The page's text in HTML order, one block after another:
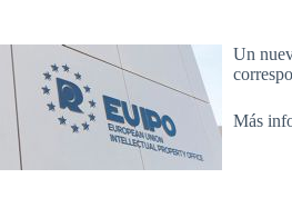
Un
Más